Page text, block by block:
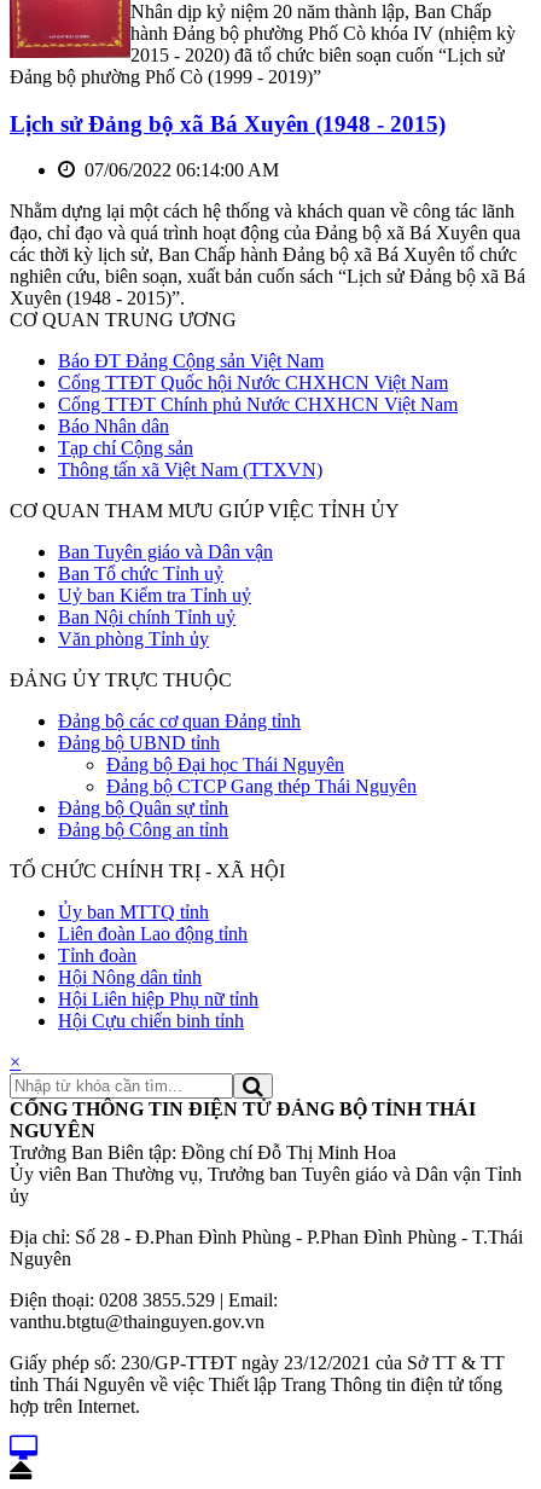
Nhân dịp kỷ niệm 20 năm thành lập, Ban Chấp
hành Đảng bộ phường Phố Cò khóa IV (nhiệm kỳ
2015 - 2020) đã tổ chức biên soạn cuốn “Lịch sử
Đảng bộ phường Phố Cò (1999 - 2019)”
Lịch sử Đảng bộ xã Bá Xuyên (1948 - 2015)
07/06/2022 06:14:00 AM
Nhằm dựng lại một cách hệ thống và khách quan về công tác lãnh
đạo, chỉ đạo và quá trình hoạt động của Đảng bộ xã Bá Xuyên qua
các thời kỳ lịch sử, Ban Chấp hành Đảng bộ xã Bá Xuyên tổ chức
nghiên cứu, biên soạn, xuất bản cuốn sách “Lịch sử Đảng bộ xã Bá
Xuyên (1948 - 2015)”.
CƠ QUAN TRUNG ƯƠNG
Báo ĐT Đảng Cộng sản Việt Nam
Cổng TTĐT Quốc hội Nước CHXHCN Việt Nam
Cổng TTĐT Chính phủ Nước CHXHCN Việt Nam
Báo Nhân dân
Tạp chí Cộng sản
Thông tấn xã Việt Nam (TTXVN)
CƠ QUAN THAM MƯU GIÚP VIỆC TỈNH ỦY
Ban Tuyên giáo và Dân vận
Ban Tổ chức Tỉnh uỷ
Uỷ ban Kiểm tra Tỉnh uỷ
Ban Nội chính Tỉnh uỷ
Văn phòng Tỉnh ủy
ĐẢNG ỦY TRỰC THUỘC
Đảng bộ các cơ quan Đảng tỉnh
Đảng bộ UBND tỉnh
Đảng bộ Đại học Thái Nguyên
Đảng bộ CTCP Gang thép Thái Nguyên
Đảng bộ Quân sự tỉnh
Đảng bộ Công an tỉnh
TỔ CHỨC CHÍNH TRỊ - XÃ HỘI
Ủy ban MTTQ tỉnh
Liên đoàn Lao động tỉnh
Tỉnh đoàn
Hội Nông dân tỉnh
Hội Liên hiệp Phụ nữ tỉnh
Hội Cựu chiến binh tỉnh
×
CỔNG THÔNG TIN ĐIỆN TỬ ĐẢNG BỘ TỈNH THÁI
NGUYÊN
Trưởng Ban Biên tập: Đồng chí Đỗ Thị Minh Hoa
Ủy viên Ban Thường vụ, Trưởng ban Tuyên giáo và Dân vận Tỉnh
ủy
Địa chỉ: Số 28 - Đ.Phan Đình Phùng - P.Phan Đình Phùng - T.Thái
Nguyên
Điện thoại: 0208 3855.529 | Email:
vanthu.btgtu@thainguyen.gov.vn
Giấy phép số: 230/GP-TTĐT ngày 23/12/2021 của Sở TT & TT
tỉnh Thái Nguyên về việc Thiết lập Trang Thông tin điện tử tổng
hợp trên Internet.